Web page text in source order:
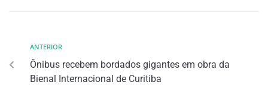
ANTERIOR
Ônibus recebem bordados gigantes em obra da
Bienal Internacional de Curitiba